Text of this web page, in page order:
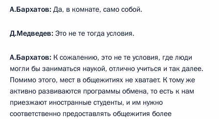
А.Бархатов: Да, в комнате, само собой.
Д.Медведев: Это не те тогда условия.
А.Бархатов: К сожалению, это не те условия, где люди
могли бы заниматься наукой, отлично учиться и так далее.
Помимо этого, мест в общежитиях не хватает. К тому же
активно развиваются программы обмена, то есть к нам
приезжают иностранные студенты, и им нужно
соответственно предоставлять общежития более